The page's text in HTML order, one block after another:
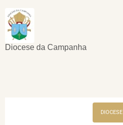
Diocese da Campanha
DIOCESE